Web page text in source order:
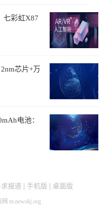
七彩虹X87
芯片+万
电池：
求报道 手机版 桌面版
m.newskj.org